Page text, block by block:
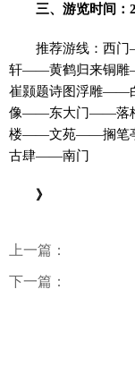
三、游览时间：
推荐游线：西
轩——黄鹤归来铜
崔颢题诗图浮雕
像——东大门——落
楼——文苑——搁笔
古肆——南门
》
上一篇：
下一篇：